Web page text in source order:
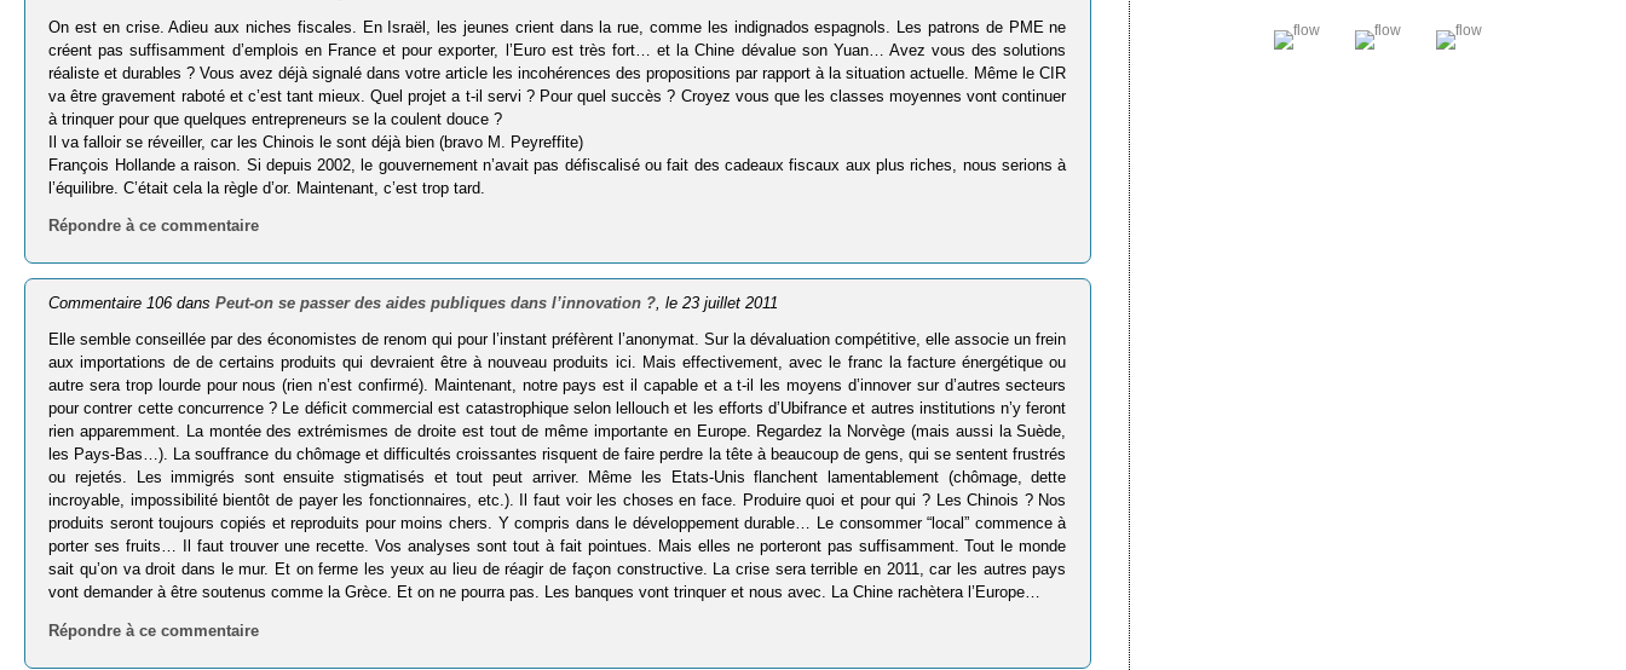
On est en crise. Adieu aux niches fiscales. En Israël, les jeunes crient dans la rue, comme les indignados espagnols. Les patrons de PME ne
créent pas suffisamment d’emplois en France et pour exporter, l’Euro est très fort… et la Chine dévalue son Yuan… Avez vous des solutions
réaliste et durables ? Vous avez déjà signalé dans votre article les incohérences des propositions par rapport à la situation actuelle. Même le CIR
va être gravement raboté et c’est tant mieux. Quel projet a t-il servi ? Pour quel succès ? Croyez vous que les classes moyennes vont continuer
à trinquer pour que quelques entrepreneurs se la coulent douce ?
Il va falloir se réveiller, car les Chinois le sont déjà bien (bravo M. Peyreffite)
François Hollande a raison. Si depuis 2002, le gouvernement n’avait pas défiscalisé ou fait des cadeaux fiscaux aux plus riches, nous serions à
l’équilibre. C’était cela la règle d’or. Maintenant, c’est trop tard.
Répondre à ce commentaire
Commentaire 106 dansPeut-on se passer des aides publiques dans l’innovation ?, le 23 juillet 2011
Elle semble conseillée par des économistes de renom qui pour l’instant préfèrent l’anonymat. Sur la dévaluation compétitive, elle associe un frein
aux importations de de certains produits qui devraient être à nouveau produits ici. Mais effectivement, avec le franc la facture énergétique ou
autre sera trop lourde pour nous (rien n’est confirmé). Maintenant, notre pays est il capable et a t-il les moyens d’innover sur d’autres secteurs
pour contrer cette concurrence ? Le déficit commercial est catastrophique selon lellouch et les efforts d’Ubifrance et autres institutions n’y feront
rien apparemment. La montée des extrémismes de droite est tout de même importante en Europe. Regardez la Norvège (mais aussi la Suède,
les Pays-Bas…). La souffrance du chômage et difficultés croissantes risquent de faire perdre la tête à beaucoup de gens, qui se sentent frustrés
ou rejetés. Les immigrés sont ensuite stigmatisés et tout peut arriver. Même les Etats-Unis flanchent lamentablement (chômage, dette
incroyable, impossibilité bientôt de payer les fonctionnaires, etc.). Il faut voir les choses en face. Produire quoi et pour qui ? Les Chinois ? Nos
produits seront toujours copiés et reproduits pour moins chers. Y compris dans le développement durable… Le consommer “local” commence à
porter ses fruits… Il faut trouver une recette. Vos analyses sont tout à fait pointues. Mais elles ne porteront pas suffisamment. Tout le monde
sait qu’on va droit dans le mur. Et on ferme les yeux au lieu de réagir de façon constructive. La crise sera terrible en 2011, car les autres pays
vont demander à être soutenus comme la Grèce. Et on ne pourra pas. Les banques vont trinquer et nous avec. La Chine rachètera l’Europe…
Répondre à ce commentaire